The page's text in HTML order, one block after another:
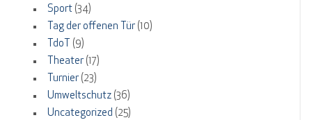
Sport(34)
Tag der offenen Tür(10)
TdoT (9)
Theater(17)
Turnier(23)
Umweltschutz(36)
Uncategorized (25)